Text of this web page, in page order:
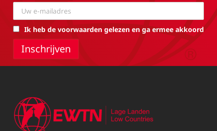
Ik heb de voorwaarden gelezen en ga ermee akkoord